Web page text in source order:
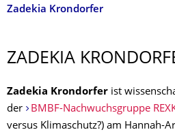
Zadekia Krondorfer
ZADEKIA
Zadekia Krondorfer ist
der
BMBF-Nachwuchsgruppe
versus Klimaschutz?) am Hannah-